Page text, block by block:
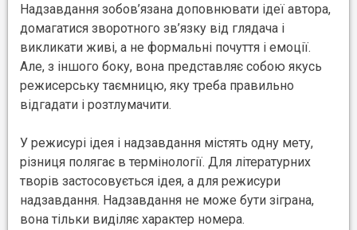
Надзавдання зобов’язана доповнювати ідеї автора,
домагатися зворотного зв’язку від глядача і
викликати живі, а не формальні почуття і емоції.
Але, з іншого боку, вона представляє собою якусь
режисерську таємницю, яку треба правильно
відгадати і розтлумачити.
У режисурі ідея і надзавдання містять одну мету,
різниця полягає в термінології. Для літературних
творів застосовується ідея, а для режисури
надзавдання. Надзавдання не може бути зіграна,
вона тільки виділяє характер номера.